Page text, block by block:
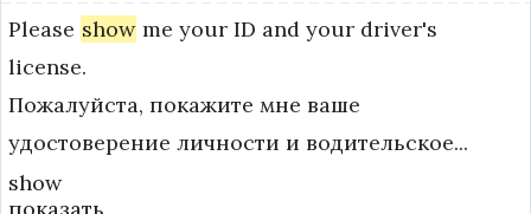
Please show me your ID and your driver's
license.
Пожалуйста, покажите мне ваше
удостоверение личности и водительское...
show
показать